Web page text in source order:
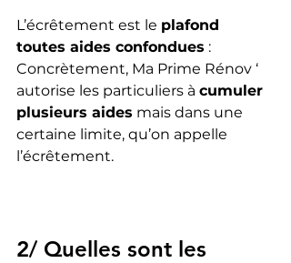
L’écrêtement est le plafond
toutes aides confondues :
Concrètement, Ma Prime Rénov ‘
autorise les particuliers à cumuler
plusieurs aides mais dans une
certaine limite, qu’on appelle
l’écrêtement.
2/ Quelles sont les